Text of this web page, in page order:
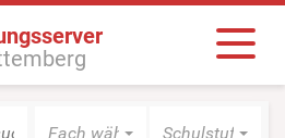
Fach wählen Schulstufe